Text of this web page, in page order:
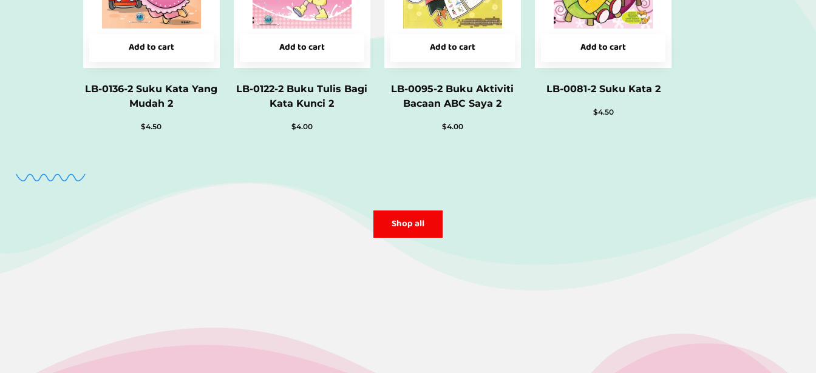
Add to cart
LB-0136-2 Suku Kata Yang
Mudah 2
$4.50
Add to cart
LB-0122-2 Buku Tulis Bagi
Kata Kunci 2
$4.00
Add to cart
LB-0095-2 Buku Aktiviti
Bacaan ABC Saya 2
$4.00
Add to cart
LB-0081-2 Suku Kata 2
$4.50
Shop all